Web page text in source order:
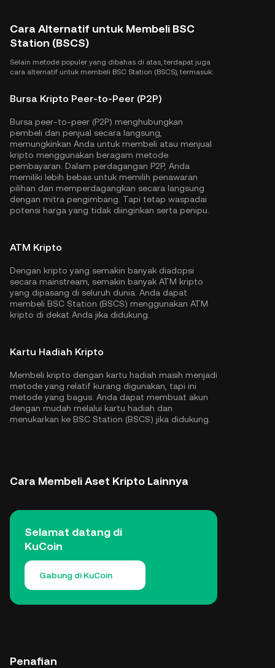
Cara Alternatif untuk Membeli BSC
Station (BSCS)
Selain metode populer yang dibahas di atas, terdapat juga
cara alternatif untuk membeli BSC Station (BSCS), termasuk:
Bursa Kripto Peer-to-Peer (P2P)
Bursa peer-to-peer (P2P) menghubungkan
pembeli dan penjual secara langsung,
memungkinkan Anda untuk membeli atau menjual
kripto menggunakan beragam metode
pembayaran. Dalam perdagangan P2P, Anda
memiliki lebih bebas untuk memilih penawaran
pilihan dan memperdagangkan secara langsung
dengan mitra pengimbang. Tapi tetap waspadai
potensi harga yang tidak diinginkan serta penipu.
ATM Kripto
Dengan kripto yang semakin banyak diadopsi
secara mainstream, semakin banyak ATM kripto
yang dipasang di seluruh dunia. Anda dapat
membeli BSC Station (BSCS) menggunakan ATM
kripto di dekat Anda jika didukung.
Kartu Hadiah Kripto
Membeli kripto dengan kartu hadiah masih menjadi
metode yang relatif kurang digunakan, tapi ini
metode yang bagus. Anda dapat membuat akun
dengan mudah melalui kartu hadiah dan
menukarkan ke BSC Station (BSCS) jika didukung.
Cara Membeli Aset Kripto Lainnya
Selamat datang di
KuCoin
Gabung di KuCoin
Penafian